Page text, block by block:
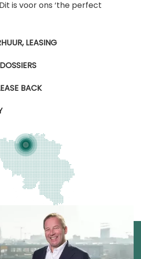
is voor ons ‘the perfect
LEASING
BACK